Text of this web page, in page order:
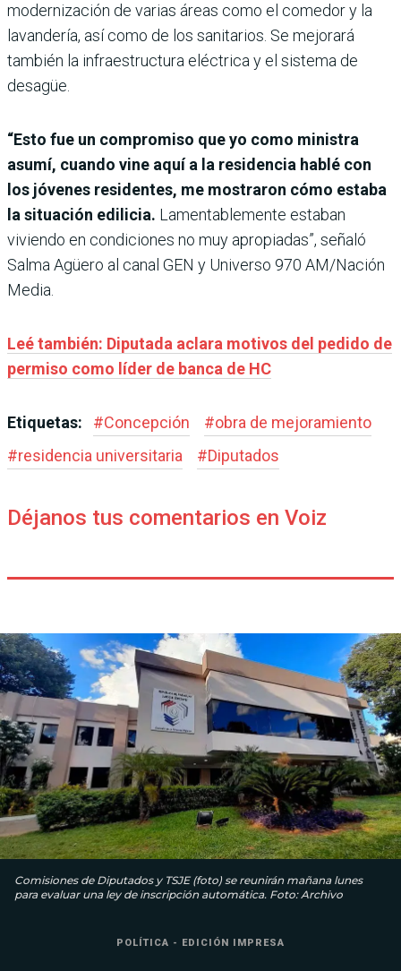
modernización de varias áreas como el comedor y la
lavandería, así como de los sanitarios. Se mejorará
también la infraestructura eléctrica y el sistema de
desagüe.
“Esto fue un compromiso que yo como ministra
asumí, cuando vine aquí a la residencia hablé con
los jóvenes residentes, me mostraron cómo estaba
la situación edilicia. Lamentablemente estaban
viviendo en condiciones no muy apropiadas”, señaló
Salma Agüero al canal GEN y Universo 970 AM/Nación
Media.
Leé también: Diputada aclara motivos del pedido de
permiso como líder de banca de HC
Etiquetas: #Concepción #obra de mejoramiento
#residencia universitaria #Diputados
Déjanos tus comentarios en Voiz
Comisiones de Diputados y TSJE (foto) se reunirán mañana lunes
para evaluar una ley de inscripción automática. Foto: Archivo
POLÍTICA - EDICIÓN IMPRESA